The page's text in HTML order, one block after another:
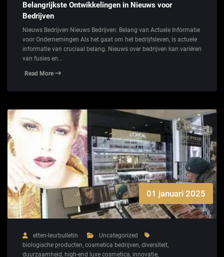
Belangrijkste Ontwikkelingen in Nieuws voor
Bedrijven
Nieuws Bedrijven Nieuws Bedrijven: Belang van Actuele Informatie
voor Ondernemingen Als het gaat om het bedrijfsleven, is actuele
informatie van cruciaal belang. Nieuws over bedrijven kan variëren
van fusies en…
Read More
01 januari 2025
etten-leurbulletin
Uncategorized
biologische producten, cosmetica bedrijven, diversiteit,
duurzaamheid, high-end luxe cosmetica, innovatie,